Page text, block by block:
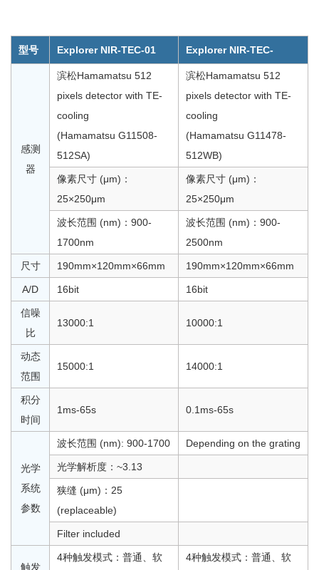
型号 Explorer NIR-TEC-01 Explorer NIR-TEC-
感测
器
滨松Hamamatsu 512
pixels detector with TE-
cooling
(Hamamatsu G11508-
512SA)
滨松Hamamatsu 512
pixels detector with TE-
cooling
(Hamamatsu G11478-
512WB)
像素尺寸 (μm)：
25×250μm
像素尺寸 (μm)：
25×250μm
波长范围 (nm)：900-
1700nm
波长范围 (nm)：900-
2500nm
尺寸 190mm×120mm×66mm 190mm×120mm×66mm
A/D 16bit 16bit
信噪
比
13000:1 10000:1
动态
范围
15000:1 14000:1
积分
时间
1ms-65s 0.1ms-65s
光学
系统
参数
波长范围 (nm): 900-1700 Depending on the grating
光学解析度：~3.13
狭缝 (μm)：25
(replaceable)
Filter included
触发
4种触发模式：普通、软
4种触发模式：普通、软